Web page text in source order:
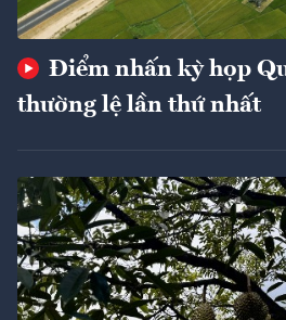
Điểm nhấn kỳ họp
thường lệ lần thứ nhất